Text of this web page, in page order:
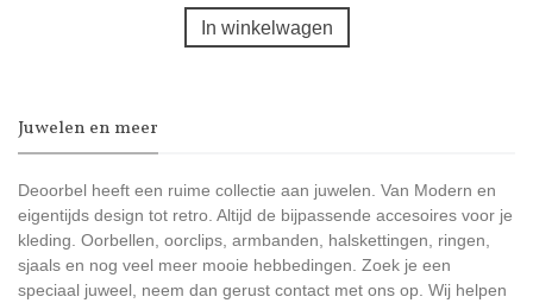
In winkelwagen
Juwelen en meer
Deoorbel heeft een ruime collectie aan juwelen. Van Modern en
eigentijds design tot retro. Altijd de bijpassende accesoires voor je
kleding. Oorbellen, oorclips, armbanden, halskettingen, ringen,
sjaals en nog veel meer mooie hebbedingen. Zoek je een
speciaal juweel, neem dan gerust contact met ons op. Wij helpen